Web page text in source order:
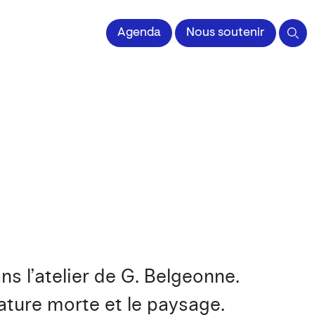
Agenda Nous soutenir
l’atelier de G. Belgeonne.
morte et le paysage.